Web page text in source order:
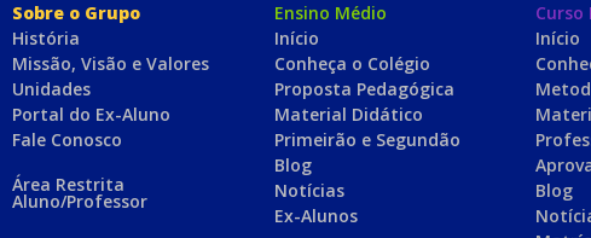
Sobre o Grupo
História
Missão, Visão e Valores
Unidades
Portal do Ex-Aluno
Fale Conosco
Área Restrita
Aluno/Professor
Ensino Médio
Início
Conheça o Colégio
Proposta Pedagógica
Material Didático
Primeirão e Segundão
Blog
Notícias
Ex-Alunos
Curso
Início
Blog